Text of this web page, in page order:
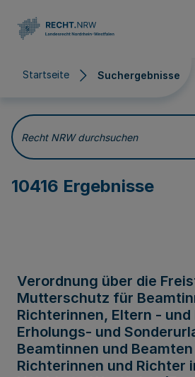
Startseite Suchergebnisse
Suchergebnisse
Recht NRW durchsuchen
10416 Ergebnisse
Verordnung über die
Mutterschutz für
Richterinnen, Eltern -
Erholungs- und
Beamtinnen und
Richterinnen und Richter